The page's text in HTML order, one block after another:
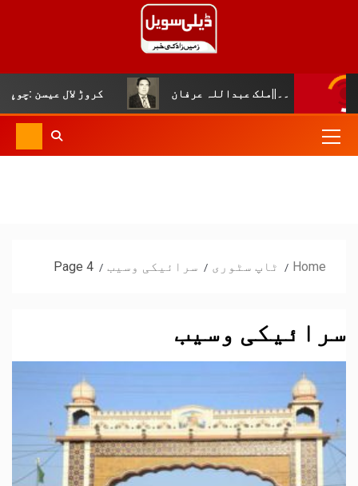
کروڑ لال عیسن :چوپال کلچرل اینڈ عرفان
Home ٹاپ سٹوری سرائیکی وسیب Page 4
سرائیکی وسیب